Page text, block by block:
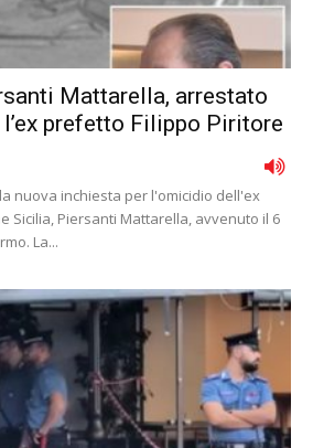
Mattarella, arrestato
prefetto Filippo Piritore
nuova inchiesta per l'omicidio dell'ex
Sicilia, Piersanti Mattarella, avvenuto il 6
La...